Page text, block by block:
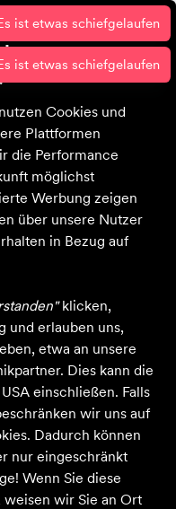
Dienste
Cookies und
Plattformen
die Performance
möglichst
Werbung zeigen
über unsere Nutzer
in Bezug auf
klicken,
und erlauben uns,
etwa an unsere
Dies kann die
einschließen. Falls
wir uns auf
Dadurch können
nur eingeschränkt
Wenn Sie diese
wir Sie an Ort
Ausrüstung Sale
ist etwas schiefgelaufen